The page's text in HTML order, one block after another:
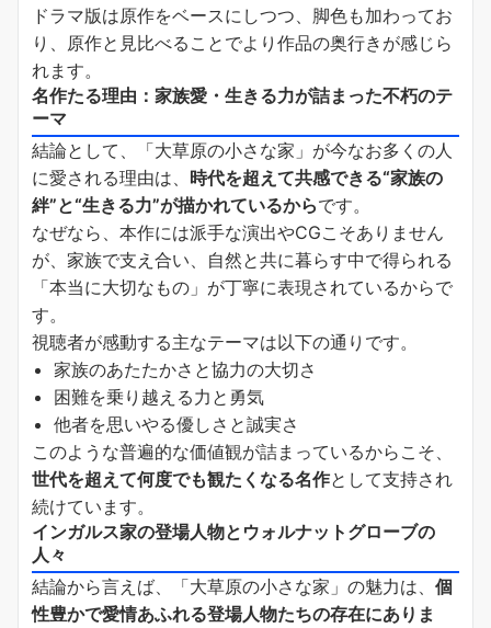
ドラマ版は原作をベースにしつつ、脚色も加わってお
り、原作と見比べることでより作品の奥行きが感じら
れます。
名作たる理由：家族愛・生きる力が詰まった不朽のテ
ーマ
結論として、「大草原の小さな家」が今なお多くの人
に愛される理由は、 時代を超えて共感できる“家族の
絆”と“生きる力”が描かれているからです。
なぜなら、本作には派手な演出やCGこそありません
が、家族で支え合い、自然と共に暮らす中で得られる
「本当に大切なもの」が丁寧に表現されているからで
す。
視聴者が感動する主なテーマは以下の通りです。
家族のあたたかさと協力の大切さ
困難を乗り越える力と勇気
他者を思いやる優しさと誠実さ
このような普遍的な価値観が詰まっているからこそ、
世代を超えて何度でも観たくなる名作として支持され
続けています。
インガルス家の登場人物とウォルナットグローブの
人々
結論から言えば、「大草原の小さな家」の魅力は、 個
性豊かで愛情あふれる登場人物たちの存在にありま